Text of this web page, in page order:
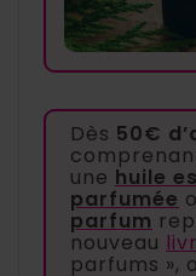
Dès 50€
une huile
parfumée
parfum
nouveau
parfums »,